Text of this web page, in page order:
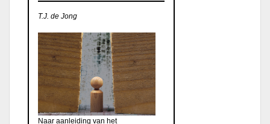
T.J. de Jong
Naar aanleiding van het